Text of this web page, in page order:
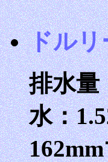
ドルリ
排水
水：